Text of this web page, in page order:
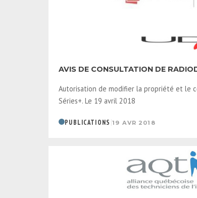
AVIS DE CONSULTATION DE
Autorisation de modifier la propriété et le
Séries+. Le 19 avril 2018
PUBLICATIONS |19 AVR 2018